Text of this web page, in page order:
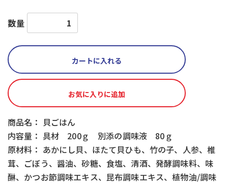
数量
カートに入れる
お気に入りに追加
商品名： 貝ごはん
内容量： 具材 200ｇ 別添の調味液 80ｇ
原材料： あかにし貝、ほたて貝ひも、竹の子、人参、椎
茸、ごぼう、醤油、砂糖、食塩、清酒、発酵調味料、味
醂、かつお節調味エキス、昆布調味エキス、植物油/調味